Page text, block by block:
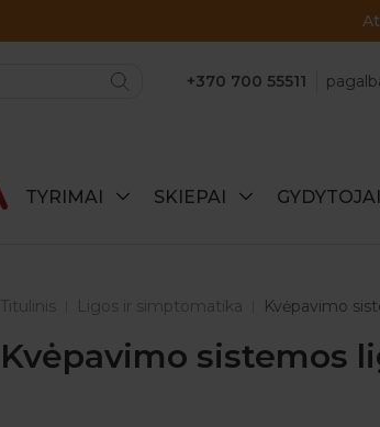
+370 700 55511
TYRIMAI SKIEPAI GYDYTOJAI
Titulinis Ligos ir simptomatika Kvėpavimo
Kvėpavimo sistemos